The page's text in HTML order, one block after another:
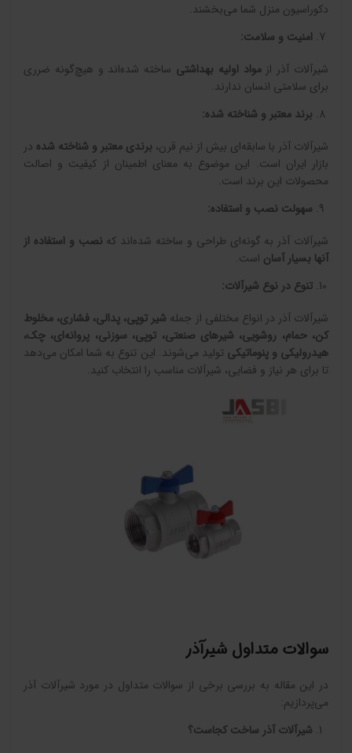
دکوراسیون منزل شما می‌بخشند.
امنیت و سلامت:
شیرآلات آذر ازمواد اولیه بهداشتی ساخته شده‌اند و هیچ‌گونه ضرری
برای سلامتی انسان ندارند.
برند معتبر و شناخته شده:
شیرآلات آذر با سابقه‌ای بیش از نیم قرن، برندی معتبر و شناخته شده در
بازار ایران است. این موضوع به معنای اطمینان از کیفیت و اصالت
محصولات این برند است.
سهولت نصب و استفاده:
شیرآلات آذر به گونه‌ای طراحی و ساخته شده‌اند که نصب و استفاده از
آنها بسیار آسان است.
تنوع در نوع شیرآلات:
شیرآلات آذر در انواع مختلفی از جمله شیر توپی، پدالی، فشاری، مخلوط
کن، حمام، روشویی، شیرهای صنعتی، توپی، سوزنی، پروانه‌ای، چک،
هیدرولیکی و پنوماتیکی تولید می‌شوند. این تنوع به شما امکان می‌دهد
تا برای هر نیاز و فضایی، شیرآلات مناسب را انتخاب کنید.
سوالات متداول شیرآذر
در این مقاله به بررسی برخی از سوالات متداول در مورد شیرآلات آذر
می‌پردازیم:
شیرآلات آذر ساخت کجاست؟